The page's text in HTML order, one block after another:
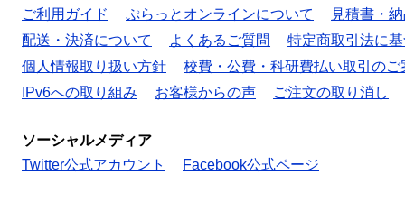
ご利用ガイド
ぷらっとオンラインについて
見積書・
配送・決済について
よくあるご質問
特定商取引法に
個人情報取り扱い方針
校費・公費・科研費払い取引のご
IPv6への取り組み
お客様からの声 ご注文の取り消し
ソーシャルメディア
Twitter公式アカウント
Facebook公式ページ